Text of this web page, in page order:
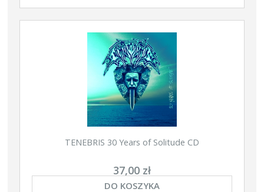
TENEBRIS 30 Years of Solitude CD
37,00 zł
DO KOSZYKA